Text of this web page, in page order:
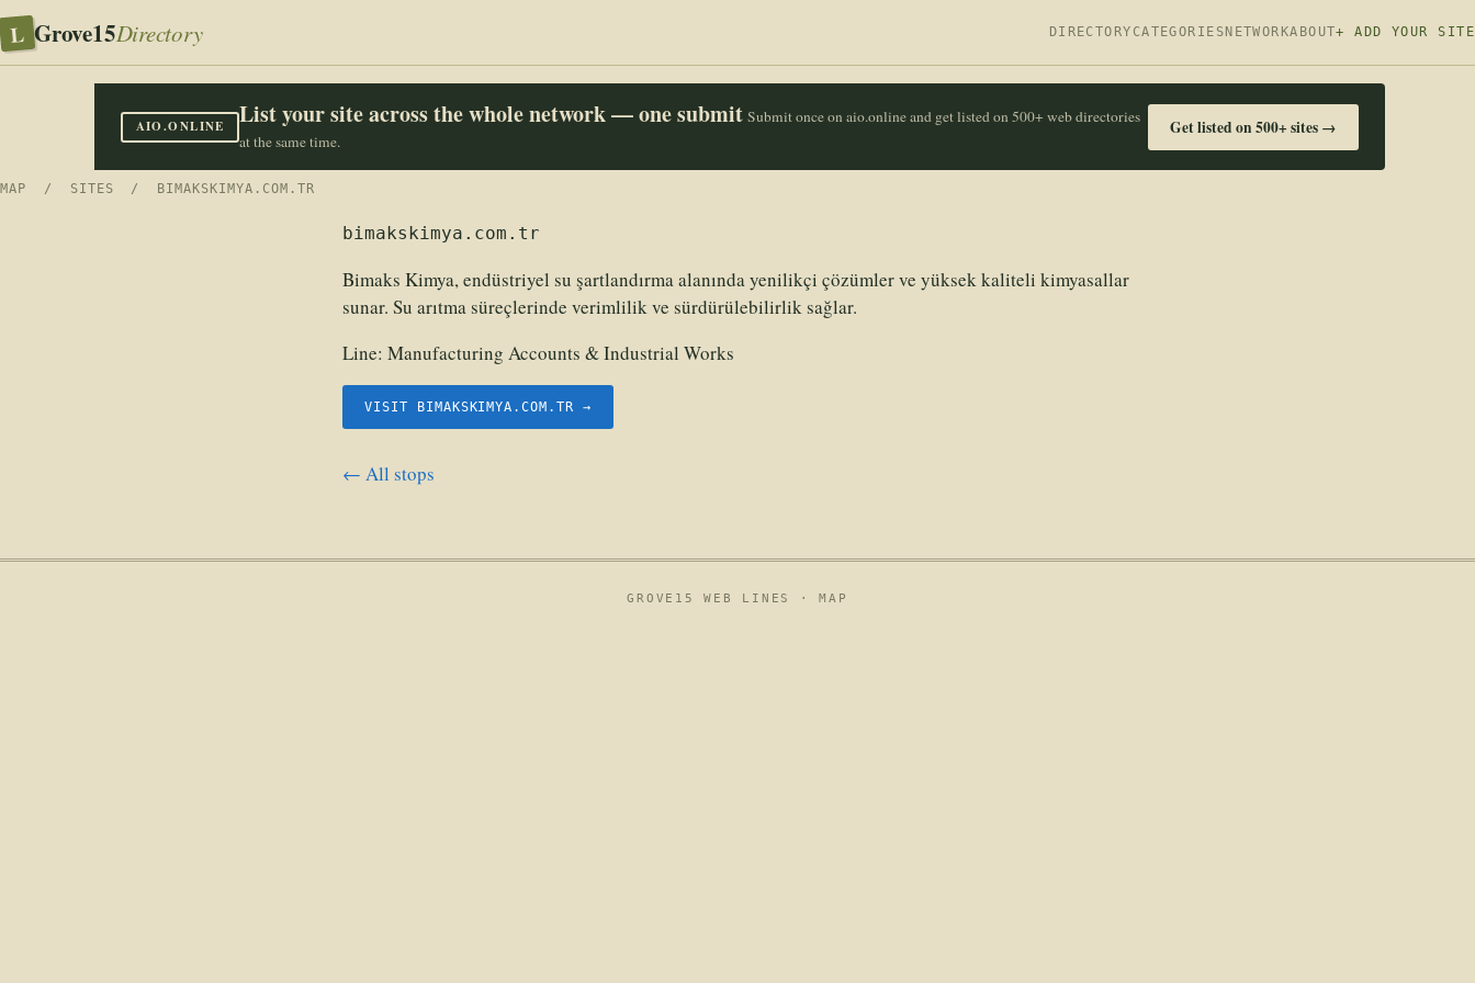
L Grove15Directory DIRECTORY CATEGORIES NETWORKABOUT+ ADD YOUR SITE
AIO.ONLINE List your site across the whole network — one submit Submit once on aio.online and get listed on 500+ web directories
at the same time.
Get listed on 500+ sites →
MAP / SITES / BIMAKSKIMYA.COM.TR
bimakskimya.com.tr
Bimaks Kimya, endüstriyel su şartlandırma alanında yenilikçi çözümler ve yüksek kaliteli kimyasallar
sunar. Su arıtma süreçlerinde verimlilik ve sürdürülebilirlik sağlar.
Line: Manufacturing Accounts & Industrial Works
VISIT BIMAKSKIMYA.COM.TR →
← All stops
GROVE15 WEB LINES ·MAP